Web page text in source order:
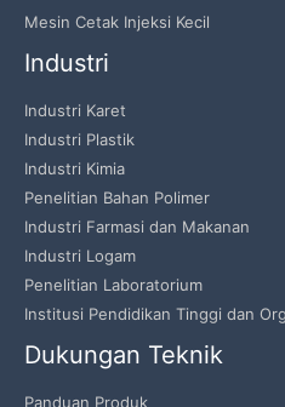
Mesin Cetak Injeksi Kecil
Industri
Industri Karet
Industri Plastik
Industri Kimia
Penelitian Bahan Polimer
Industri Farmasi dan Makanan
Industri Logam
Penelitian Laboratorium
Institusi Pendidikan Tinggi dan
Dukungan Teknik
Panduan Produk